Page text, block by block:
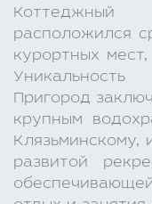
расположился
курортных
Пригород
крупным
Клязьминскому,
развитой